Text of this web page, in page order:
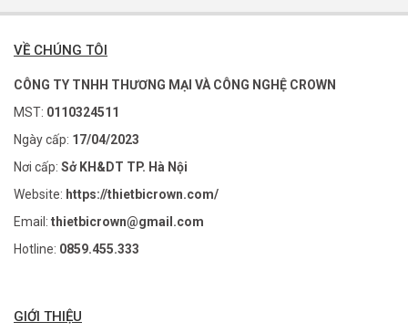
VỀ CHÚNG TÔI
CÔNG TY TNHH THƯƠNG MẠI VÀ CÔNG NGHỆ CROWN
MST: 0110324511
Ngày cấp: 17/04/2023
Nơi cấp: Sở KH&DT TP. Hà Nội
Website: https://thietbicrown.com/
Email: thietbicrown@gmail.com
Hotline: 0859.455.333
GIỚI THIỆU